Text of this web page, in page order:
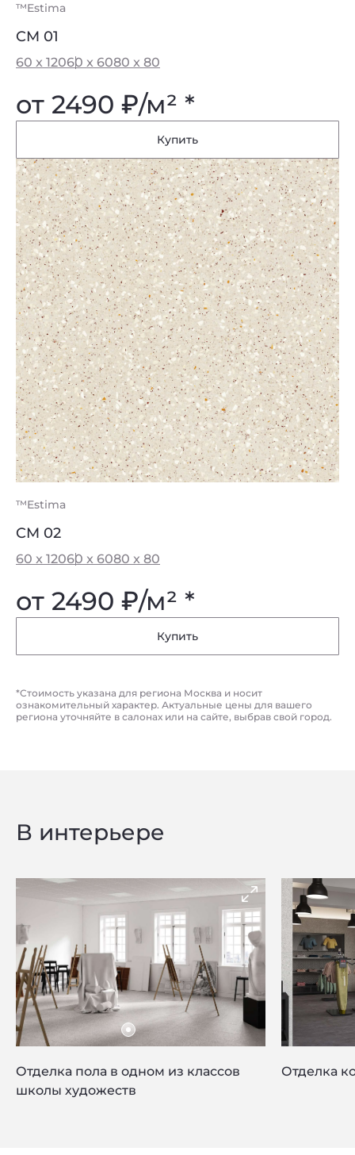
™Estima
CM 01
60 x 12060 x 6080 x 80
от 2490 ₽/м² *
Купить
™Estima
CM 02
60 x 12060 x 6080 x 80
от 2490 ₽/м² *
Купить
*Стоимость указана для региона Москва и носит
ознакомительный характер. Актуальные цены для вашего
региона уточняйте в салонах или на сайте, выбрав свой город.
В интерьере
Отделка пола в одном из классов
школы художеств
Отделка